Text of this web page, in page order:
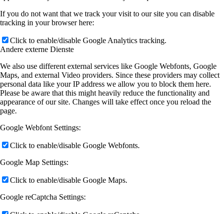
If you do not want that we track your visit to our site you can disable
tracking in your browser here:
Click to enable/disable Google Analytics tracking.
Andere externe Dienste
We also use different external services like Google Webfonts, Google
Maps, and external Video providers. Since these providers may collect
personal data like your IP address we allow you to block them here.
Please be aware that this might heavily reduce the functionality and
appearance of our site. Changes will take effect once you reload the
page.
Google Webfont Settings:
Click to enable/disable Google Webfonts.
Google Map Settings:
Click to enable/disable Google Maps.
Google reCaptcha Settings: